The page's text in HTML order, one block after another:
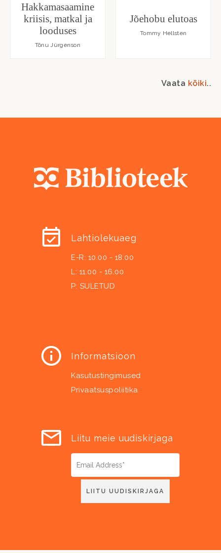
Hakkamasaamine
kriisis, matkal ja
looduses
Tõnu Jürgenson
Jõehobu elutoas
Tommy Hellsten
Vaata kõiki..
Lahtiolekuaeg
E-R: 10.00 - 18.00
L: 11.00 - 16.00
P: SULETUD
Informatsioon
Kasutustingimused
Privaatsuspoliitika
Liitu meie uudiskirjaga